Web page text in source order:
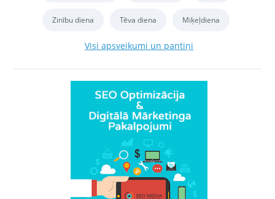
Zinību diena Tēva diena Miķeļdiena
Visi apsveikumi un pantiņi